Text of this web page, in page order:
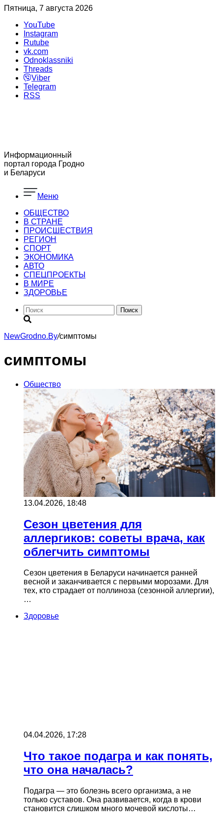
Пятница, 7 августа 2026
YouTube
Instagram
Rutube
vk.com
Odnoklassniki
Threads
Viber
Telegram
RSS
Информационный
портал города Гродно
и Беларуси
Меню
ОБЩЕСТВО
В СТРАНЕ
ПРОИСШЕСТВИЯ
РЕГИОН
CПОРТ
ЭКОНОМИКА
АВТО
СПЕЦПРОЕКТЫ
В МИРЕ
ЗДОРОВЬЕ
Поиск
NewGrodno.By/симптомы
симптомы
Общество
13.04.2026, 18:48
Сезон цветения для
аллергиков: советы врача, как
облегчить симптомы
Сезон цветения в Беларуси начинается ранней
весной и заканчивается с первыми морозами. Для
тех, кто страдает от поллиноза (сезонной аллергии),
…
Здоровье
04.04.2026, 17:28
Что такое подагра и как понять,
что она началась?
Подагра — это болезнь всего организма, а не
только суставов. Она развивается, когда в крови
становится слишком много мочевой кислоты…